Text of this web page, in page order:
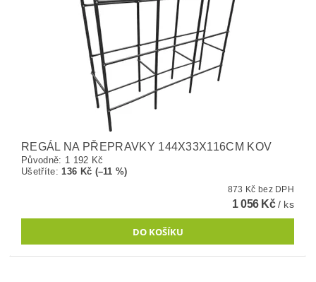
REGÁL NA PŘEPRAVKY 144X33X116CM KOV
Původně: 1 192 Kč
Ušetříte:136 Kč (–11 %)
873 Kč bez DPH
1 056 Kč/ ks